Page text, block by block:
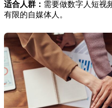
适合人群： 需要做数字人短视
有限的自媒体人。